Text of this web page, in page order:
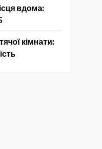
вдома:
кімнати: